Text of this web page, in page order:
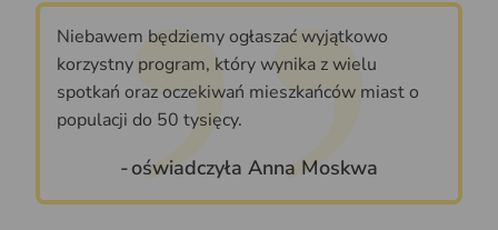
oświadczyła Anna Moskwa
Niebawem będziemy ogłaszać wyjątkowo
korzystny program, który wynika z wielu
spotkań oraz oczekiwań mieszkańców miast o
populacji do 50 tysięcy.